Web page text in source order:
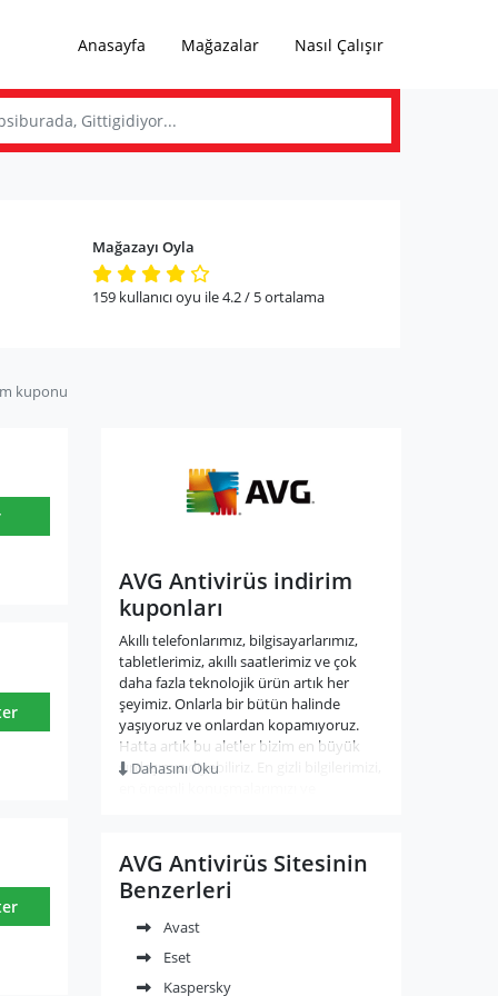
Anasayfa Mağazalar Nasıl Çalışır
Mağazayı Oyla
159kullanıcı oyu ile4.2/ 5ortalama
kuponu
AVG Antivirüs indirim
kuponları
Akıllı telefonlarımız, bilgisayarlarımız,
tabletlerimiz, akıllı saatlerimiz ve çok
daha fazla teknolojik ürün artık her
şeyimiz. Onlarla bir bütün halinde
yaşıyoruz ve onlardan kopamıyoruz.
Hatta artık bu aletler bizim en büyük
sırdaşımız diyebiliriz. En gizli bilgilerimizi,
cihazlarımızın güvenliği bizim için çok
önemli. Nasıl ki evimize hırsız girmesi ya
da evde yangın çıkması halinde gerekli
hassasiyeti bu cihazlarımız için de
göstermeliyiz. O yüzden herkesin
mutlaka bir anti virüs programı
Dahasını Oku
AVG Antivirüs Sitesinin
Benzerleri
Avast
Eset
Kaspersky